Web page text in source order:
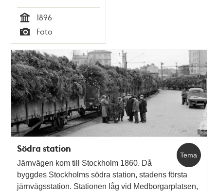
Tid
1896
Typ
Foto
Tema
Södra station
Järnvägen kom till Stockholm 1860. Då
byggdes Stockholms södra station, stadens första
järnvägsstation. Stationen låg vid Medborgarplatsen,